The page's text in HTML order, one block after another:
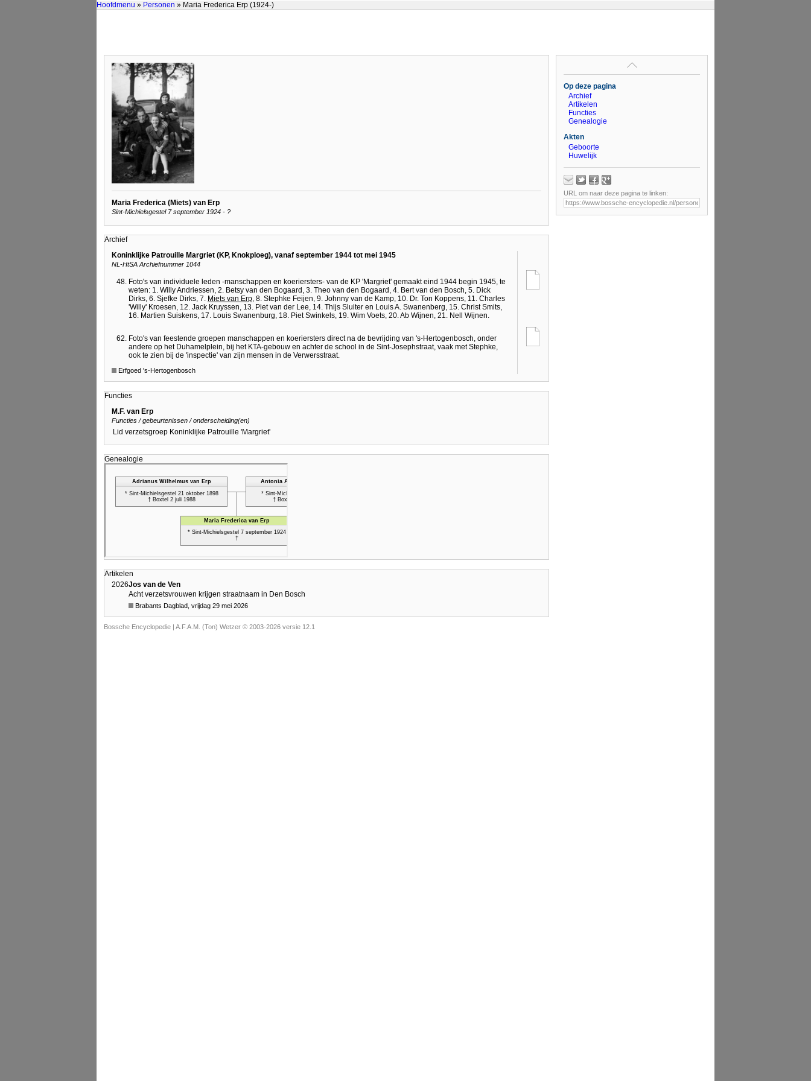
Hoofdmenu » Personen » Maria Frederica Erp (1924-)
Maria Frederica (Miets) van Erp
Sint-Michielsgestel 7 september 1924 - ?
Archief
Koninklijke Patrouille Margriet (KP, Knokploeg), vanaf september 1944 tot mei 1945
NL-HtSA Archiefnummer 1044
Foto's van individuele leden -manschappen en koeriersters- van de KP 'Margriet' gemaakt eind 1944 begin 1945, te
weten: 1. Willy Andriessen, 2. Betsy van den Bogaard, 3. Theo van den Bogaard, 4. Bert van den Bosch, 5. Dick
Dirks, 6. Sjefke Dirks, 7. Miets van Erp , 8. Stephke Feijen, 9. Johnny van de Kamp, 10. Dr. Ton Koppens, 11. Charles
'Willy' Kroesen, 12. Jack Kruyssen, 13. Piet van der Lee, 14. Thijs Sluiter en Louis A. Swanenberg, 15. Christ Smits,
16. Martien Suiskens, 17. Louis Swanenburg, 18. Piet Swinkels, 19. Wim Voets, 20. Ab Wijnen, 21. Nell Wijnen.
Foto's van feestende groepen manschappen en koeriersters direct na de bevrijding van 's-Hertogenbosch, onder
andere op het Duhamelplein, bij het KTA-gebouw en achter de school in de Sint-Josephstraat, vaak met Stephke,
ook te zien bij de 'inspectie' van zijn mensen in de Verwersstraat.
Erfgoed 's-Hertogenbosch
Functies
M.F. van Erp
Functies / gebeurtenissen / onderscheiding(en)
Lid verzetsgroep Koninklijke Patrouille 'Margriet'
Genealogie
Artikelen
2026Jos van de Ven
Acht verzetsvrouwen krijgen straatnaam in Den Bosch
Brabants Dagblad, vrijdag 29 mei 2026
Op deze pagina
Archief
Artikelen
Functies
Genealogie
Akten
Geboorte
Huwelijk
URL om naar deze pagina te linken:
Bossche Encyclopedie | A.F.A.M. (Ton) Wetzer © 2003-2026 versie 12.1